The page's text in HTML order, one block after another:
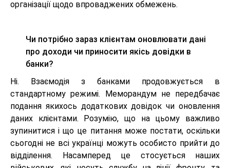
організації щодо впроваджених обмежень.
Чи потрібно зараз клієнтам оновлювати дані
про доходи чи приносити якісь довідки в
банки?
Ні. Взаємодія з банками продовжується в
стандартному режимі. Меморандум не передбачає
подання якихось додаткових довідок чи оновлення
даних клієнтами. Розумію, що на цьому важливо
зупинитися і що це питання може постати, оскільки
сьогодні не всі українці можуть особисто прийти до
відділення. Насамперед це стосується наших